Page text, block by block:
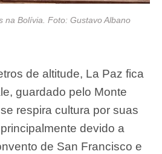
na Bolívia. Foto: Gustavo Albano
de altitude, La Paz fica
guardado pelo Monte
respira cultura por suas
devido a
de San Francisco e